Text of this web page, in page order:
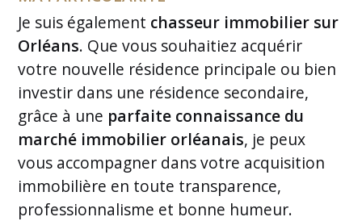
Je suis également chasseur immobilier sur
Orléans. Que vous souhaitiez acquérir
votre nouvelle résidence principale ou bien
investir dans une résidence secondaire,
grâce à une parfaite connaissance du
marché immobilier orléanais, je peux
vous accompagner dans votre acquisition
immobilière en toute transparence,
professionnalisme et bonne humeur.